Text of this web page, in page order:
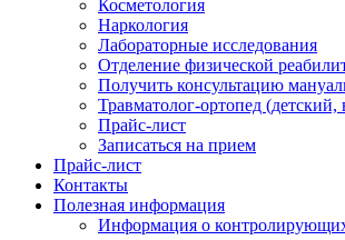
Косметология
Наркология
Лабораторные исследования
Отделение физической
Получить консультацию
Травматолог-ортопед (детский,
Прайс-лист
Записаться на прием
Прайс-лист
Контакты
Полезная информация
Информация о